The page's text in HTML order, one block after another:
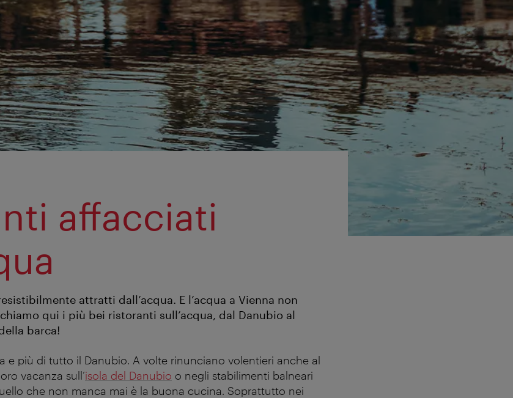
affacciati
attratti dall’acqua. E l’acqua a Vienna non
qui i più bei ristoranti sull’acqua, dal Danubio al
barca!
e più di tutto il Danubio. A volte rinunciano volentieri anche al
vacanza sull’isola del Danubio o negli stabilimenti balneari
che non manca mai è la buona cucina. Soprattutto nei